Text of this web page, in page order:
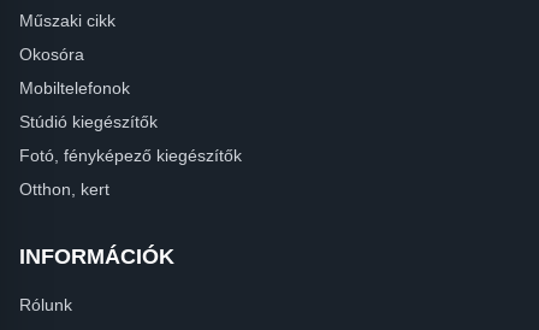
Műszaki cikk
Okosóra
Mobiltelefonok
Stúdió kiegészítők
Fotó, fényképező kiegészítők
Otthon, kert
INFORMÁCIÓK
Rólunk